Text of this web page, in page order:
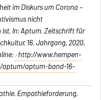
im Diskurs um Corona –
nicht
In: Aptum. Zeitschrift für
16. Jahrgang, 2020,
http://www.hempen-
aptum/aptum-band-16-
Empathieforderung,